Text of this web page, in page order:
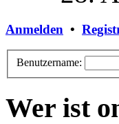
Anmelden •
Benutzername:
Wer ist